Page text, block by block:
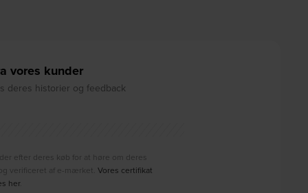
vores kunder
deres historier og feedback
efter deres køb for at høre om deres
verificeret af e-mærket. Vores certifikat
her.